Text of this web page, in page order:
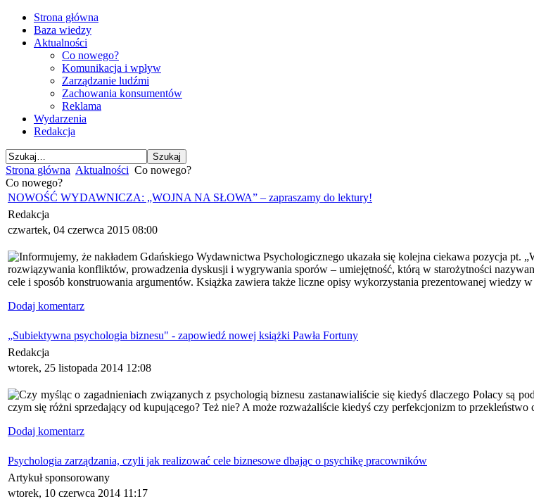
Strona główna
Baza wiedzy
Aktualności
Co nowego?
Komunikacja i wpływ
Zarządzanie ludźmi
Zachowania konsumentów
Reklama
Wydarzenia
Redakcja
Strona główna Aktualności Co nowego?
Co nowego?
NOWOŚĆ WYDAWNICZA: „WOJNA NA SŁOWA” – zapraszamy do lektury!
Redakcja
czwartek, 04 czerwca 2015 08:00
Informujemy, że nakładem Gdańskiego Wydawnictwa Psychologicznego ukazała się kolejna ciekawa pozycja pt.
rozwiązywania konfliktów, prowadzenia dyskusji i wygrywania sporów – umiejętność, którą w starożytności
cele i sposób konstruowania argumentów. Książka zawiera także liczne opisy wykorzystania prezentowanej wiedzy
Dodaj komentarz
„Subiektywna psychologia biznesu" - zapowiedź nowej książki Pawła Fortuny
Redakcja
wtorek, 25 listopada 2014 12:08
Czy myśląc o zagadnieniach związanych z psychologią biznesu zastanawialiście się kiedyś dlaczego Polacy są
czym się różni sprzedający od kupującego? Też nie? A może rozważaliście kiedyś czy perfekcjonizm to przekleństwo
Dodaj komentarz
Psychologia zarządzania, czyli jak realizować cele biznesowe dbając o psychikę pracowników
Artykuł sponsorowany
wtorek, 10 czerwca 2014 11:17